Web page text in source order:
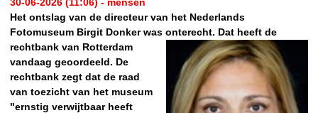
Het ontslag van de directeur van het Nederlands
Fotomuseum Birgit Donker was onterecht. Dat heeft de
rechtbank van Rotterdam
vandaag geoordeeld. De
rechtbank zegt dat de raad
van toezicht van het museum
"ernstig verwijtbaar heeft